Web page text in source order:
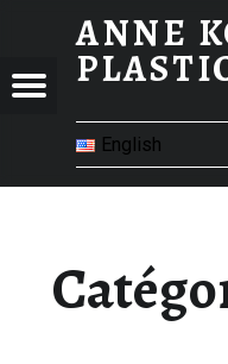
ARTISTE – ANNE KOLIN ARTISTE
ANNE
KOLIN
Menu
English